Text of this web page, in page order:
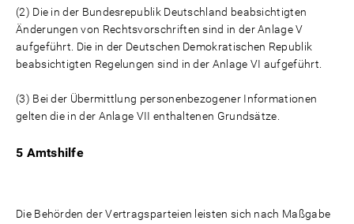
(2) Die in der Bundesrepublik Deutschland beabsichtigten
Änderungen von Rechtsvorschriften sind in der Anlage V
aufgeführt. Die in der Deutschen Demokratischen Republik
beabsichtigten Regelungen sind in der Anlage VI aufgeführt.
(3) Bei der Übermittlung personenbezogener Informationen
gelten die in der Anlage VII enthaltenen Grundsätze.
5 Amtshilfe
Die Behörden der Vertragsparteien leisten sich nach Maßgabe